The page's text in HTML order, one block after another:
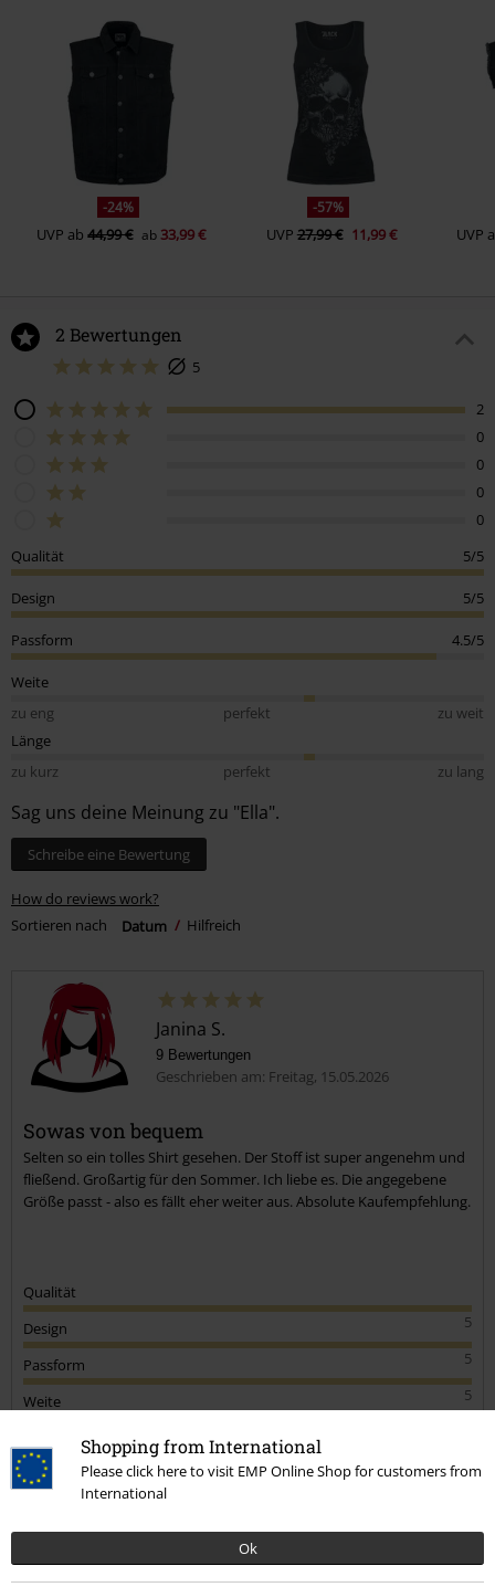
Shopping from International
Please click here to visit EMP Online Shop for customers from
International
Ok
-24%
UVP ab44,99 € ab33,99 €
-57%
UVP 27,99 € 11,99 € UVP
2 Bewertungen
5
2
0
0
0
0
Qualität
5/5
Design 5/5
Passform 4.5/5
Weite
zu eng
perfekt
zu weit
Länge
zu kurz
perfekt zu lang
Sag uns deine Meinung zu "Ella".
Schreibe eine Bewertung
How do reviews work?
Sortieren nach
Datum Hilfreich
Janina S.
9 Bewertungen
Geschrieben am: Freitag, 15.05.2026
Sowas von bequem
Selten so ein tolles Shirt gesehen. Der Stoff ist super angenehm und
fließend. Großartig für den Sommer. Ich liebe es. Die angegebene
Größe passt - also es fällt eher weiter aus. Absolute Kaufempfehlung.
Qualität
5
Design
5
Passform
5
Weite
Länge
zu kurz
Verifizierte Rezension
War diese Bewertung hilfreich für dich?